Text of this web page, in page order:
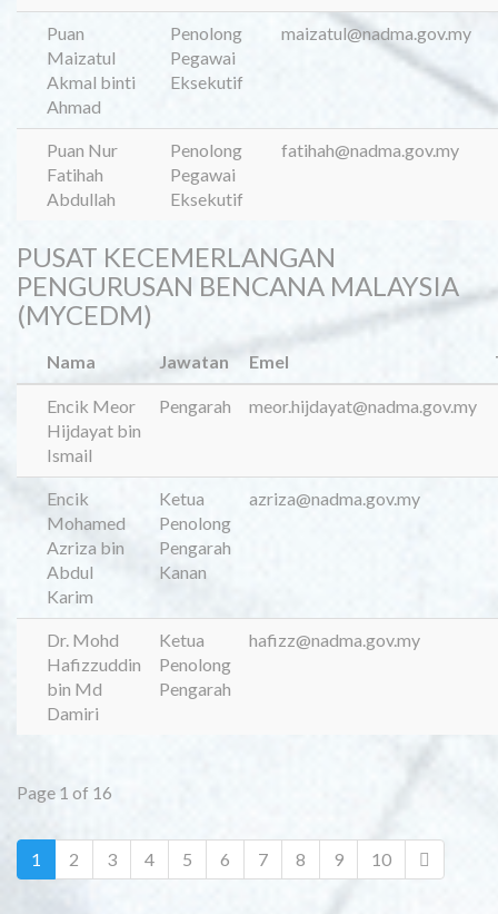
Puan
Maizatul
Akmal binti
Ahmad
Penolong
Pegawai
Eksekutif
maizatul@nadma.gov.my
Puan Nur
Fatihah
Abdullah
Penolong
Pegawai
Eksekutif
fatihah@nadma.gov.my
PUSAT KECEMERLANGAN
PENGURUSAN BENCANA MALAYSIA
(MYCEDM)
Nama Jawatan Emel
Encik Meor
Hijdayat bin
Ismail
Pengarah meor.hijdayat@nadma.gov.my
Encik
Mohamed
Azriza bin
Abdul
Karim
Ketua
Penolong
Pengarah
Kanan
azriza@nadma.gov.my
Dr. Mohd
Hafizzuddin
bin Md
Damiri
Ketua
Penolong
Pengarah
hafizz@nadma.gov.my
Page 1 of 16
1 2 3 4 5 6 7 8 9 10